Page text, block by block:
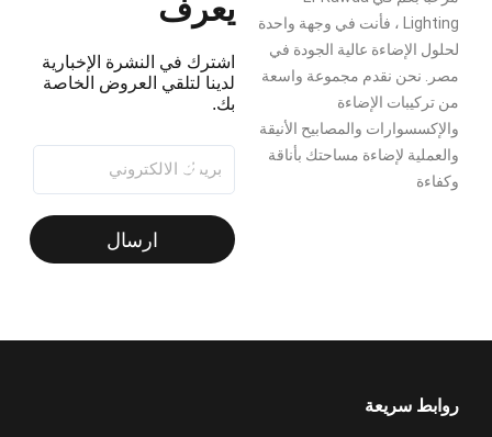
Lighting ، فأنت في وجهة واحدة
لحلول الإضاءة عالية الجودة في
مصر. نحن نقدم مجموعة واسعة
من تركيبات الإضاءة
والإكسسوارات والمصابيح الأنيقة
والعملية لإضاءة مساحتك بأناقة
وكفاءة
اشترك في النشرة الإخبارية
لدينا لتلقي العروض الخاصة
بك.
ارسال
روابط سريعة